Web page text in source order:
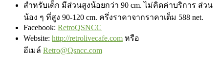
สำหรับเด็ก มีส่วนสูงน้อยกว่า 90 cm. ไม่คิดค่าบริการ ส่วน
น้อง ๆ ที่สูง 90-120 cm. ครึ่งราคาจากราคาเต็ม 588 net.
Facebook: RetroQSNCC
Website: http://retrolivecafe.com หรือ
อีเมล์ Retro@Qsncc.com